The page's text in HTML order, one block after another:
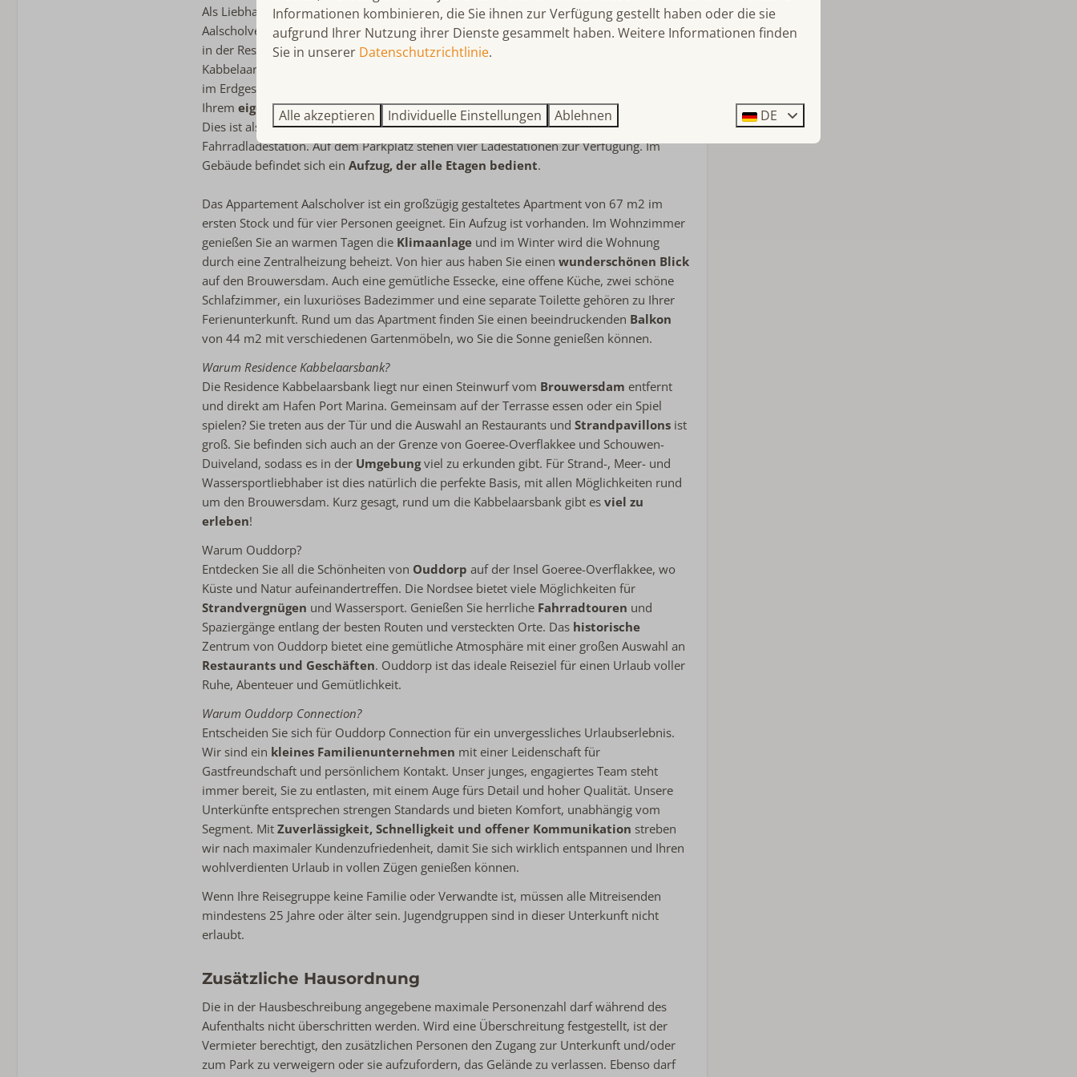
Toaster
Sanitär
Handtücher inklusive
Badezimmer im Erdgeschoss
Begehbare Dusche
Separate Toilette
Schlafzimmer
Bettwäsche inklusive
Klimaanlage im Schlafzimmer
kinderfreundlich
At the port
Privatsphäre
Residence Kabbelaarsbank
Als Liebhaber von Strand, Natur und Outdoor-Aktivitäten fühlen Sie sich im Appartement
Aalscholver wie im Paradies. Diesesstilvolle und luxuriöse Apartmentbefindet sich
in der Residence Kabbelaarsbank, einem besonderen Ort zur Erholung. In der Residence
Kabbelaarsbank können Sie zwischen 6 Apartments im ersten Stock und 4 Apartments
im Erdgeschoss wählen. Ihre Fahrräder, Surfausrüstung und dergleichen können Sie in
Ihrem eigenen abschließbaren Abstellraumim Keller des Komplexes unterbringen.
Dies ist also die ideale Basis für alleWassersportfans. Jeder Keller hat eine eigene
Fahrradladestation. Auf dem Parkplatz stehen vier Ladestationen zur Verfügung. Im
Gebäude befindet sich ein Aufzug, der alle Etagen bedient.
Das Appartement Aalscholver ist ein großzügig gestaltetes Apartment von 67 m2 im
ersten Stock und für vier Personen geeignet. Ein Aufzug ist vorhanden. Im Wohnzimmer
genießen Sie an warmen Tagen die Klimaanlage und im Winter wird die Wohnung
durch eine Zentralheizung beheizt. Von hier aus haben Sie einen wunderschönen Blick
auf den Brouwersdam. Auch eine gemütliche Essecke, eine offene Küche, zwei schöne
Schlafzimmer, ein luxuriöses Badezimmer und eine separate Toilette gehören zu Ihrer
Ferienunterkunft. Rund um das Apartment finden Sie einen beeindruckenden Balkon
von 44 m2 mit verschiedenen Gartenmöbeln, wo Sie die Sonne genießen können.
Warum Residence Kabbelaarsbank?
Die Residence Kabbelaarsbank liegt nur einen Steinwurf vom Brouwersdam entfernt
und direkt am Hafen Port Marina. Gemeinsam auf der Terrasse essen oder ein Spiel
spielen? Sie treten aus der Tür und die Auswahl an Restaurants und Strandpavillons ist
groß. Sie befinden sich auch an der Grenze von Goeree-Overflakkee und Schouwen-
Duiveland, sodass es in der Umgebungviel zu erkunden gibt. Für Strand-, Meer- und
Wassersportliebhaber ist dies natürlich die perfekte Basis, mit allen Möglichkeiten rund
um den Brouwersdam. Kurz gesagt, rund um die Kabbelaarsbank gibt es viel zu
erleben!
Warum Ouddorp?
Entdecken Sie all die Schönheiten von Ouddorp auf der Insel Goeree-Overflakkee, wo
Küste und Natur aufeinandertreffen. Die Nordsee bietet viele Möglichkeiten für
Strandvergnügen und Wassersport. Genießen Sie herrliche Fahrradtouren und
Spaziergänge entlang der besten Routen und versteckten Orte. Das historische
Zentrum von Ouddorp bietet eine gemütliche Atmosphäre mit einer großen Auswahl an
Restaurants und Geschäften. Ouddorp ist das ideale Reiseziel für einen Urlaub voller
Ruhe, Abenteuer und Gemütlichkeit.
Warum Ouddorp Connection?
Entscheiden Sie sich für Ouddorp Connection für ein unvergessliches Urlaubserlebnis.
Wir sind ein kleines Familienunternehmen mit einer Leidenschaft für
Gastfreundschaft und persönlichem Kontakt. Unser junges, engagiertes Team steht
immer bereit, Sie zu entlasten, mit einem Auge fürs Detail und hoher Qualität. Unsere
Unterkünfte entsprechen strengen Standards und bieten Komfort, unabhängig vom
Segment. Mit Zuverlässigkeit, Schnelligkeit und offener Kommunikation streben
wir nach maximaler Kundenzufriedenheit, damit Sie sich wirklich entspannen und Ihren
wohlverdienten Urlaub in vollen Zügen genießen können.
Wenn Ihre Reisegruppe keine Familie oder Verwandte ist, müssen alle Mitreisenden
mindestens 25 Jahre oder älter sein. Jugendgruppen sind in dieser Unterkunft nicht
erlaubt.
Zusätzliche Hausordnung
Die in der Hausbeschreibung angegebene maximale Personenzahl darf während des
Aufenthalts nicht überschritten werden. Wird eine Überschreitung festgestellt, ist der
Vermieter berechtigt, den zusätzlichen Personen den Zugang zur Unterkunft und/oder
zum Park zu verweigern oder sie aufzufordern, das Gelände zu verlassen. Ebenso darf
Informationen kombinieren, die Sie ihnen zur Verfügung gestellt haben oder die sie
aufgrund Ihrer Nutzung ihrer Dienste gesammelt haben. Weitere Informationen finden
Sie in unserer Datenschutzrichtlinie.
Alle akzeptieren Individuelle Einstellungen Ablehnen DE